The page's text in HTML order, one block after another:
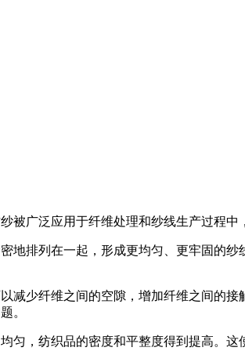
被广泛应用于纤维处理和纱线生产过程中
地排列在一起，形成更均匀、更牢固的
减少纤维之间的空隙，增加纤维之间的
。
匀，纺织品的密度和平整度得到提高。